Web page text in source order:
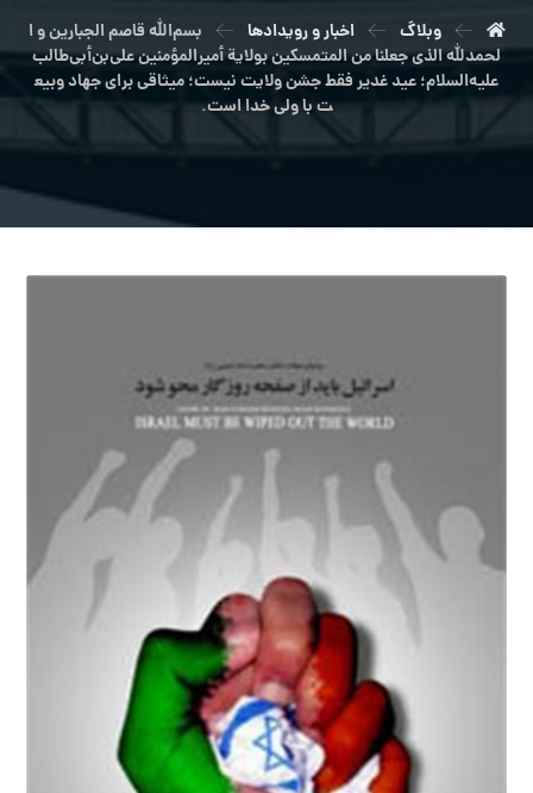
وبلاگ اخبار و رویدادها
بسم‌الله قاصم الجبارین و ا
لحمدلله الذی جعلنا من المتمسکین بولایة أمیرالمؤمنین علی‌بن‌أبی‌طالب
علیه‌السلام؛ عید غدیر فقط جشن ولایت نیست؛ میثاقی برای جهاد وبیع
ت با ولی خدا است.